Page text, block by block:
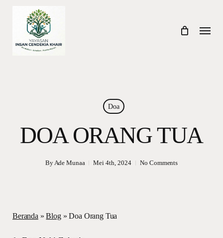
content
Menu
Doa
DOA ORANG TUA
ByAde Munaa Mei 4th, 2024 No Comments
Beranda »Blog»Doa Orang Tua